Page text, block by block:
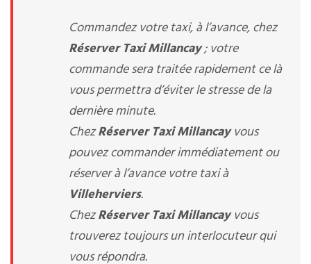
Commandez votre taxi, à l’avance, chez
Réserver Taxi Millancay; votre
commande sera traitée rapidement ce là
vous permettra d’éviter le stresse de la
dernière minute.
ChezRéserver Taxi Millancayvous
pouvez commander immédiatement ou
réserver à l’avance votre taxi à
Villeherviers.
ChezRéserver Taxi Millancayvous
trouverez toujours un interlocuteur qui
vous répondra.